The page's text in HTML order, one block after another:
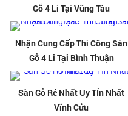
Gỗ 4 Li Tại Vũng Tàu
Nhận Cung Cấp Thi Công Sàn
Gỗ 4 Li Tại Bình Thuận
Sàn Gỗ Rẻ Nhất Uy TÍn Nhất
Vĩnh Cửu